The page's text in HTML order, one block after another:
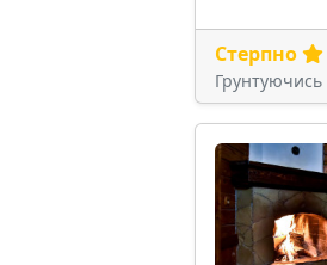
Стерпно
Грунтуючись